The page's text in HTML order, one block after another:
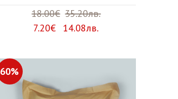
18.00€ 35.20лв.
7.20€ 14.08лв.
60%